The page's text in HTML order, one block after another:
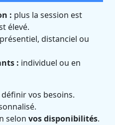
: plus la session est
élevé.
présentiel, distanciel ou
: individuel ou en
vos besoins.
selon vos disponibilités.